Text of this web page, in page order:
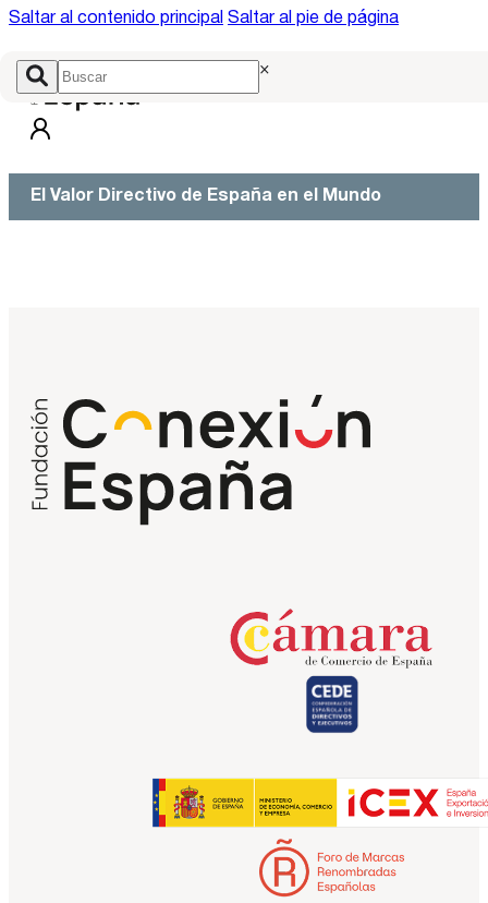
Saltar al contenido principal Saltar al pie de página
×
El Valor Directivo de España en el Mundo